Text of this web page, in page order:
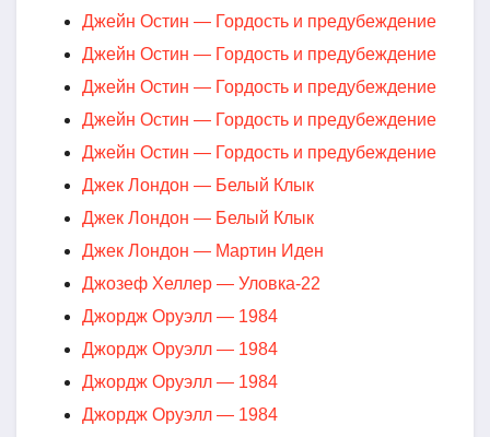
Джейн Остин — Гордость и предубеждение
Джейн Остин — Гордость и предубеждение
Джейн Остин — Гордость и предубеждение
Джейн Остин — Гордость и предубеждение
Джейн Остин — Гордость и предубеждение
Джек Лондон — Белый Клык
Джек Лондон — Белый Клык
Джек Лондон — Мартин Иден
Джозеф Хеллер — Уловка-22
Джордж Оруэлл — 1984
Джордж Оруэлл — 1984
Джордж Оруэлл — 1984
Джордж Оруэлл — 1984